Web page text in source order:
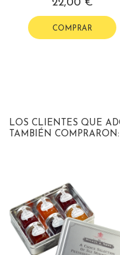
22,00 €
COMPRAR
LOS CLIENTES QUE
TAMBIÉN COMPRARON: